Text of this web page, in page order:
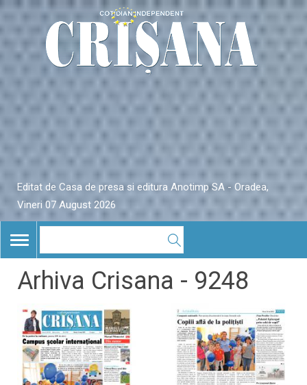
Editat de Casa de presa si editura Anotimp SA - Oradea,
Vineri 07 August 2026
TOGGLE
NAVIGATION
Arhiva Crisana - 9248